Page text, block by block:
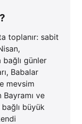
toplanır: sabit
günler
Babalar
mevsim
Bayramı ve
büyük